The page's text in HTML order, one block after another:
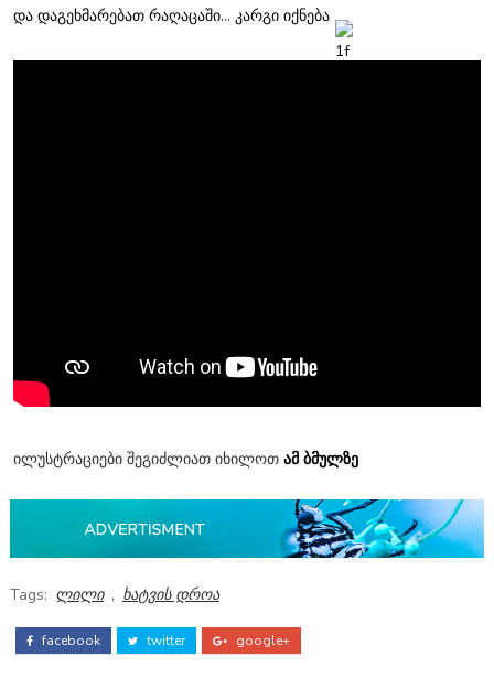
და დაგეხმარებათ რაღაცაში... კარგი იქნება
ილუსტრაციები შეგიძლიათ იხილოთ ამ ბმულზე
Tags: ლილი , ხატვის დროა
facebook twitter google+